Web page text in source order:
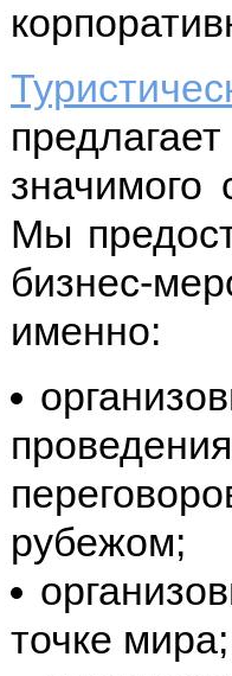
значимого
Мы
бизнес-
именно:
рубежом;
точке мира;